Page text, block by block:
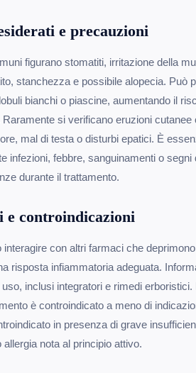
e precauzioni
figurano stomatiti, irritazione della
stanchezza e possibile alopecia. Può
bianchi o piascine, aumentando il
si verificano eruzioni cutanee
mal di testa o disturbi epatici. È
infezioni, febbre, sanguinamenti o segni
durante il trattamento.
e controindicazioni
interagire con altri farmaci che
risposta infiammatoria adeguata.
inclusi integratori e rimedi
è controindicato a meno di
in presenza di grave
allergia nota al principio attivo.